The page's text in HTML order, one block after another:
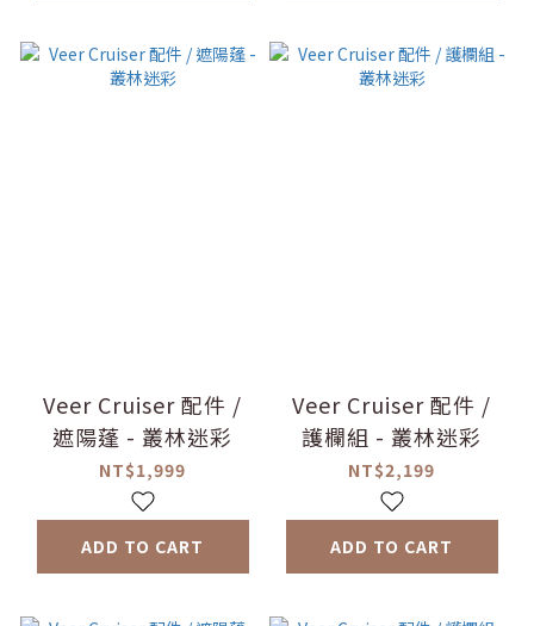
Veer Cruiser 配件 /
遮陽蓬 - 叢林迷彩
NT$1,999
ADD TO CART
Veer Cruiser 配件 /
護欄組 - 叢林迷彩
NT$2,199
ADD TO CART